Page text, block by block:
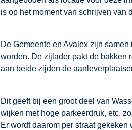
is op het moment van schrijven van
De Gemeente en Avalex zijn
worden. De zijlader pakt de bakken
aan beide zijden de
Dit geeft bij een groot deel van
wijken met hoge parkeerdruk, etc.
Er wordt daarom per straat